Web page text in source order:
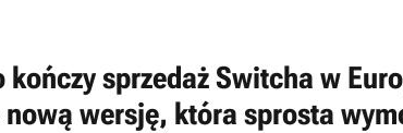
kończy sprzedaż Switcha w
wersję, która sprosta